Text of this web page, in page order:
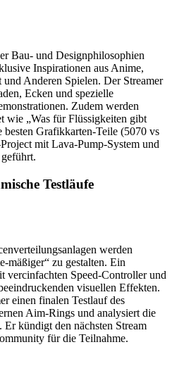
Bau- und Designphilosophien
Inspirationen aus Anime,
Anderen Spielen. Der Streamer
Ecken und spezielle
Zudem werden
wie „Was für Flüssigkeiten gibt
besten Grafikkarten-Teile (5070 vs
mit Lava-Pump-System und
Testläufe
werden
mäßiger“ zu gestalten. Ein
vercinfachten Speed-Controller und
visuellen Effekten.
einen finalen Testlauf des
Aim-Rings und analysiert die
kündigt den nächsten Stream
für die Teilnahme.